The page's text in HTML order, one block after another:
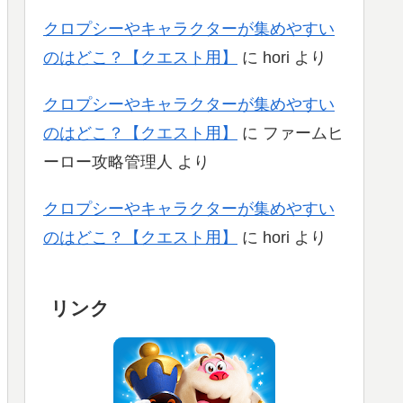
クロプシーやキャラクターが集めやすい
のはどこ？【クエスト用】
に hori より
クロプシーやキャラクターが集めやすい
のはどこ？【クエスト用】
に ファームヒ
ーロー攻略管理人 より
クロプシーやキャラクターが集めやすい
のはどこ？【クエスト用】
に hori より
リンク